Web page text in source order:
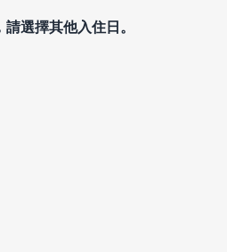
選擇其他入住日。